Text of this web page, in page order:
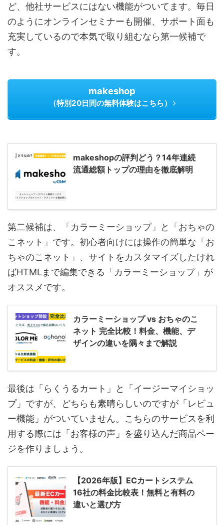
ど、他社サービスにはない機能がついてます。毎日
のようにオンラインセミナーも開催、サポート面も
充実しているので本気で取り組むなら第一候補で
す。
makeshop
（特別20日間の無料体験はこちら）
makeshopの評判どう？14年連続
流通総額トップの理由を徹底解明
第二候補は、「カラーミーショップ」と「おちゃの
こネット」です。初心者向けには操作の簡単な「お
ちゃのこネット」、サイトをカスタマイズしたけれ
ばHTMLまで編集できる「カラーミーショップ」が
オススメです。
カラーミーショップ vs おちゃのこ
ネット 完全比較！料金、機能、デ
ザインの違いを隅々まで解説
最後は「らくうるカート」と「イージーマイショッ
プ」ですが、どちらも素晴らしいのですが「レビュ
ー機能」がついていません。こちらのサービスを利
用する際には「お客様の声」を盛り込んだ商品ペー
ジを作りましょう。
【2026年版】ECカートシステム
16社の料金比較表！無料と有料の
違いと選び方